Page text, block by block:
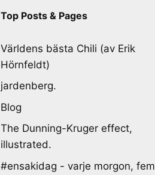
Top Posts & Pages
Världens bästa Chili (av Erik
Hörnfeldt)
jardenberg.
Blog
The Dunning-Kruger effect,
illustrated.
#ensakidag - varje morgon, fem